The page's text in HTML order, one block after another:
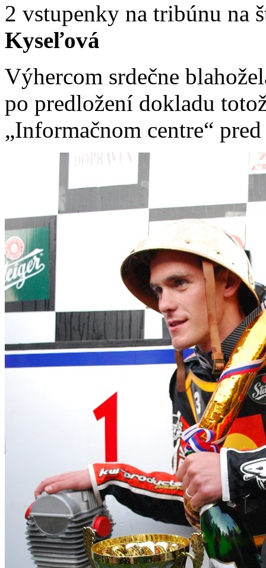
2 vstupenky na tribúnu na
Výhercom srdečne
po predložení dokladu
„Informačnom centre“